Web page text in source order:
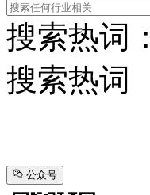
搜索热词：
搜索热词
公众号